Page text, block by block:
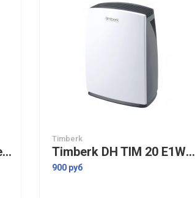
Ballu BDH-30L осушитель воздуха
Timberk
Timberk DH TIM 20 E1W осушитель воздуха
900 руб